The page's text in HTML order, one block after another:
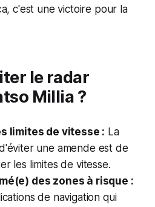
c'est une victoire pour la
le radar
Millia ?
limites de vitesse : La
une amende est de
les limites de vitesse.
des zones à risque :
de navigation qui